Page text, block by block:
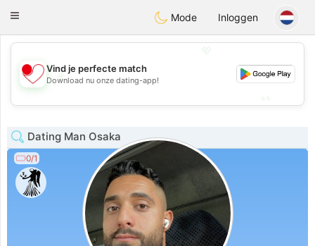
日本 Chat
Toggle
Mode Inloggen
💖
💕
Vind je perfecte match
Download nu onze dating-app!
Dating Man Osaka
0/1